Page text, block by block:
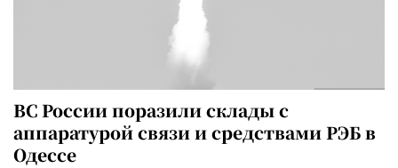
ВС России поразили склады с
аппаратурой связи и средствами РЭБ в
Одессе